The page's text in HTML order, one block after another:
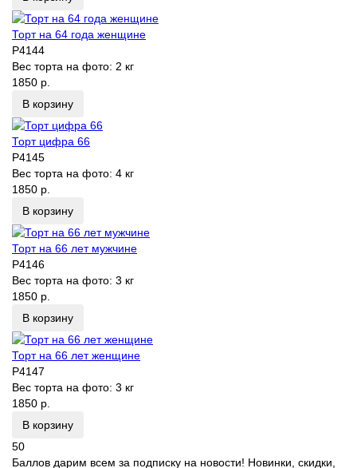
Торт на 64 года женщине
P4144
Вес торта на фото: 2 кг
1850 р.
В корзину
Торт цифра 66
P4145
Вес торта на фото: 4 кг
1850 р.
В корзину
Торт на 66 лет мужчине
P4146
Вес торта на фото: 3 кг
1850 р.
В корзину
Торт на 66 лет женщине
P4147
Вес торта на фото: 3 кг
1850 р.
В корзину
50
Баллов дарим всем за подписку на новости! Новинки, скидки,